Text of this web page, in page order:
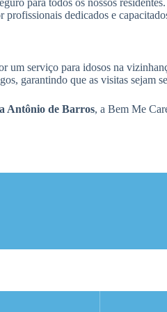
para todos os nossos residentes.
profissionais dedicados e
um serviço para idosos na
garantindo que as visitas sejam
Antônio de Barros, a Bem Me